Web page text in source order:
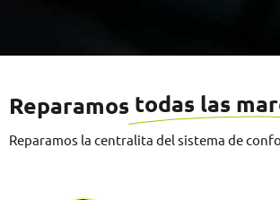
Reparamos todas las
Reparamos la centralita del sistema de